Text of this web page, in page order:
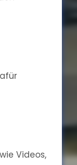
Videos,